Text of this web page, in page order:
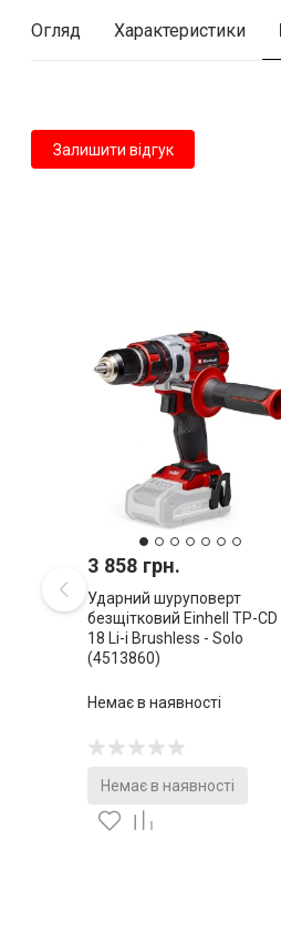
Огляд Характеристики
Залишити відгук
3 858 грн.
Ударний шуруповерт
безщітковий Einhell TP-CD
18 Li-i Brushless - Solo
(4513860)
Немає в наявності
Немає в наявності